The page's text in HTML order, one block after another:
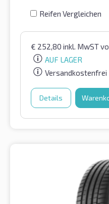
Reifen Vergleichen
€ 252,80 inkl. MwST
AUF LAGER
Versandkostenfrei
Details